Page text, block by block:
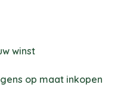
winst
op maat inkopen